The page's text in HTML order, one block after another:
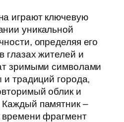
играют ключевую
уникальной
определяя его
глазах жителей и
зримыми символами
и традиций города,
облик и
памятник –
фрагмент